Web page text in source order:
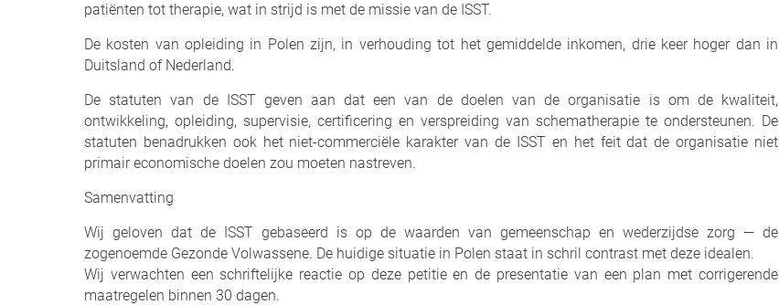
patiënten tot therapie, wat in strijd is met de missie van de ISST.
De kosten van opleiding in Polen zijn, in verhouding tot het gemiddelde inkomen, drie keer hoger dan in
Duitsland of Nederland.
De statuten van de ISST geven aan dat een van de doelen van de organisatie is om de kwaliteit,
ontwikkeling, opleiding, supervisie, certificering en verspreiding van schematherapie te ondersteunen. De
statuten benadrukken ook het niet-commerciële karakter van de ISST en het feit dat de organisatie niet
primair economische doelen zou moeten nastreven.
Samenvatting
Wij geloven dat de ISST gebaseerd is op de waarden van gemeenschap en wederzijdse zorg — de
zogenoemde Gezonde Volwassene. De huidige situatie in Polen staat in schril contrast met deze idealen.
Wij verwachten een schriftelijke reactie op deze petitie en de presentatie van een plan met corrigerende
maatregelen binnen 30 dagen.